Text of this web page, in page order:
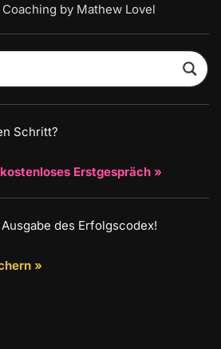
by Mathew Lovel
Schritt?
Erstgespräch »
des Erfolgscodex!
»